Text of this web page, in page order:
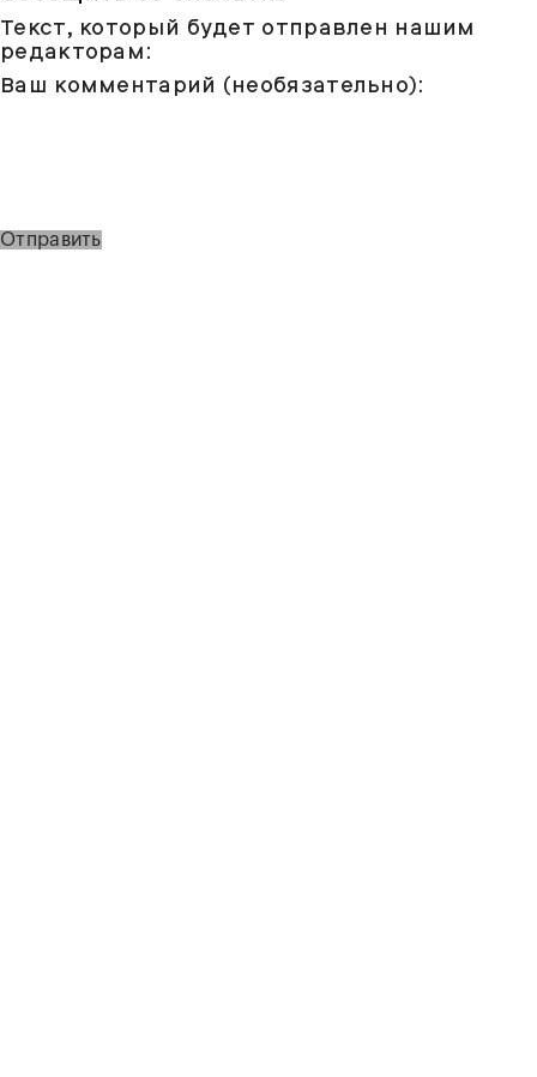
Текст, который будет отправлен нашим
редакторам:
Ваш комментарий (необязательно):
Отправить